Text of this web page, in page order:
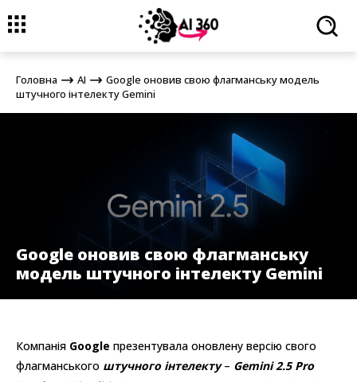
Головна
Google оновив свою флагманську модель штучного
інтелекту Gemini
Головна AI
Google оновив свою флагманську модель
штучного інтелекту Gemini
Google оновив свою флагманську
модель штучного інтелекту Gemini
Компанія Google презентувала оновлену версію свого
флагманського штучного інтелекту– Gemini 2.5 Pro